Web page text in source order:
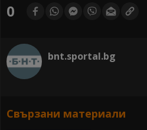
0
bnt.sportal.bg
Свързани материали